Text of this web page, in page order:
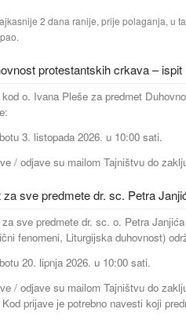
2 dana ranije, prije polaganja, u
protestantskih crkava – ispit
o. Ivana Pleše za predmet
3. listopada 2026. u 10:00 sati.
/ odjave su mailom Tajništvu do
za sve predmete dr. sc. Petra
sve predmete dr. sc. o. Petra
fenomeni, Liturgijska duhovnost)
20. lipnja 2026. u 10:00 sati.
/ odjave su mailom Tajništvu do
prijave je potrebno navesti koji